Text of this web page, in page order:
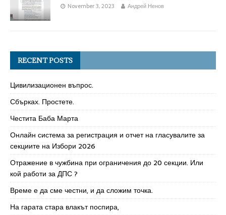
November 3, 2023 Андрей Ненов
RECENT POSTS
Цивилизационен въпрос.
Сбърках. Простете.
Честита Баба Марта
Онлайн система за регистрация и отчет на гласувалите за
секциите на Избори 2026
Отражение в чужбина при ограничения до 20 секции. Или
кой работи за ДПС ?
Време е да сме честни, и да сложим точка.
На гарата стара влакът поспира,